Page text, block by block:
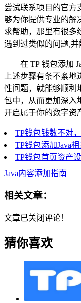
尝试联系项目的官方
够为你提供专业的解
求帮助，那里有很多
遇到过类似的问题,并
在 TP 钱包添加
上述步骤有条不紊
性问题，就能够顺利
包中，从而更加深入
开启属于你的数字资
TP钱包钱数不对
TP钱包添加Java
TP钱包首页资产
Java内容添加指南
相关文章：
文章已关闭评论！
猜你喜欢